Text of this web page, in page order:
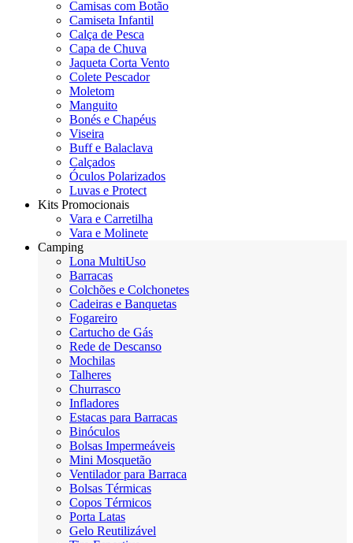
Camisas com Botão
Camiseta Infantil
Calça de Pesca
Capa de Chuva
Jaqueta Corta Vento
Colete Pescador
Moletom
Manguito
Bonés e Chapéus
Viseira
Buff e Balaclava
Calçados
Óculos Polarizados
Luvas e Protect
Kits Promocionais
Vara e Carretilha
Vara e Molinete
Camping
Lona MultiUso
Barracas
Colchões e Colchonetes
Cadeiras e Banquetas
Fogareiro
Cartucho de Gás
Rede de Descanso
Mochilas
Talheres
Churrasco
Infladores
Estacas para Barracas
Binóculos
Bolsas Impermeáveis
Mini Mosquetão
Ventilador para Barraca
Bolsas Térmicas
Copos Térmicos
Porta Latas
Gelo Reutilizável